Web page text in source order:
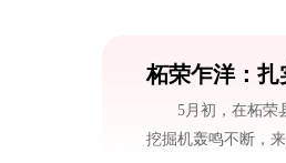
柘荣乍洋：
5月初，在柘荣
挖掘机轰鸣不断，